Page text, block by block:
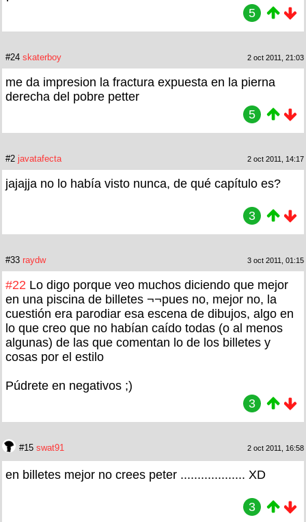
5
#24 skaterboy 2 oct 2011, 21:03
me da impresion la fractura expuesta en la pierna
derecha del pobre petter
5
#2 javatafecta 2 oct 2011, 14:17
jajajja no lo había visto nunca, de qué capítulo es?
3
#33 raydw 3 oct 2011, 01:15
#22 Lo digo porque veo muchos diciendo que mejor
en una piscina de billetes ¬¬pues no, mejor no, la
cuestión era parodiar esa escena de dibujos, algo en
lo que creo que no habían caído todas (o al menos
algunas) de las que comentan lo de los billetes y
cosas por el estilo
Púdrete en negativos ;)
3
#15 swat91 2 oct 2011, 16:58
en billetes mejor no crees peter ................... XD
3